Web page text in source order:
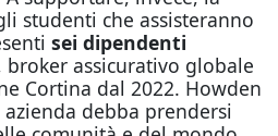
studenti che assisteranno
sei dipendenti
broker assicurativo globale
Cortina dal 2022. Howden
debba prendersi